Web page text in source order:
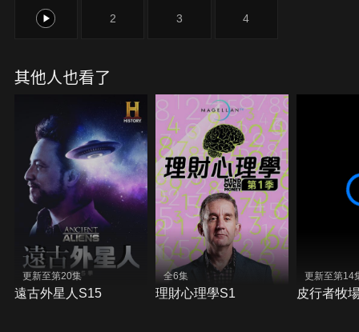
100位貧困與衝突地區的孩子，透過古老運動「馬拉
康布」翻轉人生。他們的夢想不只國家獎牌，還直指
1 2 3 4
其他人也看了
更新至第20集
遠古外星人S15
全6集
理財心理學S1
更新至第14
皮行者牧